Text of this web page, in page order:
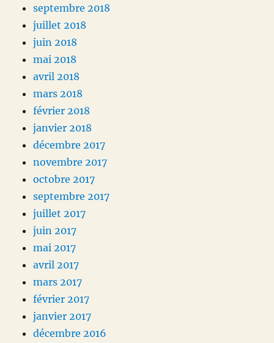
septembre 2018
juillet 2018
juin 2018
mai 2018
avril 2018
mars 2018
février 2018
janvier 2018
décembre 2017
novembre 2017
octobre 2017
septembre 2017
juillet 2017
juin 2017
mai 2017
avril 2017
mars 2017
février 2017
janvier 2017
décembre 2016